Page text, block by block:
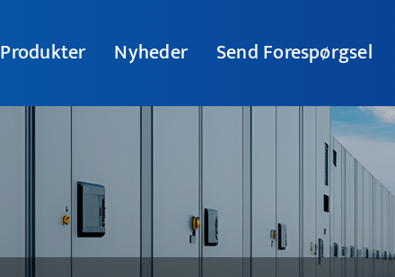
Produkter Nyheder Send Forespørgsel